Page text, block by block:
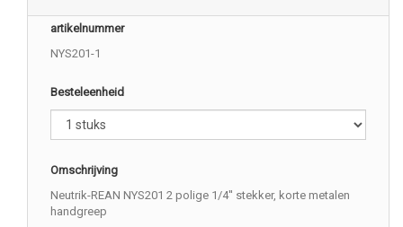
artikelnummer
NYS201-1
Besteleenheid
Omschrijving
Neutrik-REAN NYS201 2 polige 1/4'' stekker, korte metalen
handgreep